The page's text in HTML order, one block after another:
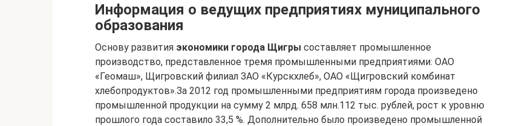
Информация о ведущих предприятиях муниципального
образования
Основу развития экономики города Щигры составляет промышленное
производство, представленное тремя промышленными предприятиями: ОАО
«Геомаш», Щигровский филиал ЗАО «Курскхлеб», ОАО «Щигровский комбинат
хлебопродуктов».За 2012 год промышленными предприятиям города произведено
промышленной продукции на сумму 2 млрд. 658 млн.112 тыс. рублей, рост к уровню
прошлого года составило 33,5 %. Дополнительно было произведено промышленной